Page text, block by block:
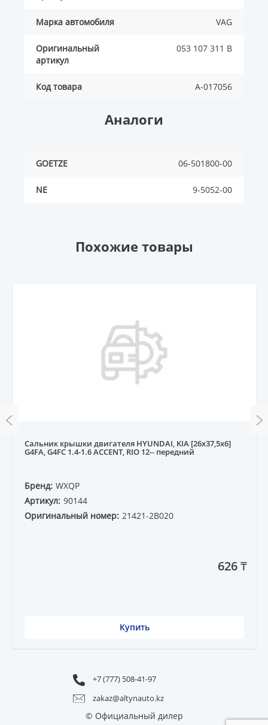
Марка автомобиля VAG
Оригинальный
артикул
053 107 311 B
Код товара A-017056
Аналоги
GOETZE 06-501800-00
NE 9-5052-00
Похожие товары
Сальник крышки двигателя HYUNDAI, KIA [26x37,5x6]
G4FA, G4FC 1.4-1.6 ACCENT, RIO 12-- передний
Бренд: WXQP
Артикул: 90144
Оригинальный номер: 21421-2B020
626 ₸
Купить
+7 (777) 508-41-97
zakaz@altynauto.kz
© Официальный дилер